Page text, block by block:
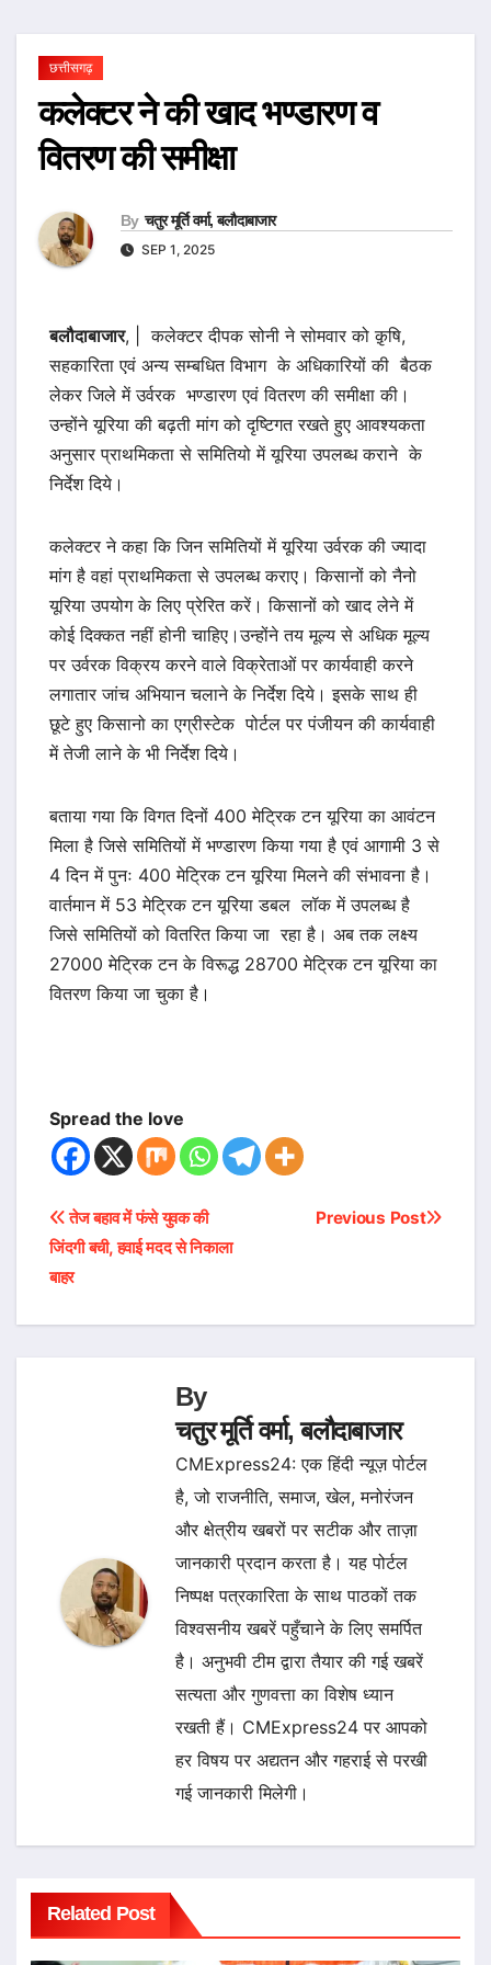
छत्तीसगढ़
कलेक्टर ने की खाद भण्डारण व
वितरण की समीक्षा
By चतुर मूर्ति वर्मा, बलौदाबाजार
SEP 1, 2025
बलौदाबाजार, | कलेक्टर दीपक सोनी ने सोमवार को क़ृषि,
सहकारिता एवं अन्य सम्बधित विभाग के अधिकारियों की बैठक
लेकर जिले में उर्वरक भण्डारण एवं वितरण की समीक्षा की।
उन्होंने यूरिया की बढ़ती मांग को दृष्टिगत रखते हुए आवश्यकता
अनुसार प्राथमिकता से समितियो में यूरिया उपलब्ध कराने के
निर्देश दिये।
कलेक्टर ने कहा कि जिन समितियों में यूरिया उर्वरक की ज्यादा
मांग है वहां प्राथमिकता से उपलब्ध कराए। किसानों को नैनो
यूरिया उपयोग के लिए प्रेरित करें। किसानों को खाद लेने में
कोई दिक्कत नहीं होनी चाहिए।उन्होंने तय मूल्य से अधिक मूल्य
पर उर्वरक विक्रय करने वाले विक्रेताओं पर कार्यवाही करने
लगातार जांच अभियान चलाने के निर्देश दिये। इसके साथ ही
छूटे हुए किसानो का एग्रीस्टेक पोर्टल पर पंजीयन की कार्यवाही
में तेजी लाने के भी निर्देश दिये।
बताया गया कि विगत दिनों 400 मेट्रिक टन यूरिया का आवंटन
मिला है जिसे समितियों में भण्डारण किया गया है एवं आगामी 3 से
4 दिन में पुनः 400 मेट्रिक टन यूरिया मिलने की संभावना है।
वार्तमान में 53 मेट्रिक टन यूरिया डबल लॉक में उपलब्ध है
जिसे समितियों को वितरित किया जा रहा है। अब तक लक्ष्य
27000 मेट्रिक टन के विरूद्ध 28700 मेट्रिक टन यूरिया का
वितरण किया जा चुका है।
Spread the love
Post
navigation
Previous Post
तेज बहाव में फंसे युवक की
जिंदगी बची, हवाई मदद से निकाला
बाहर
By
चतुर मूर्ति वर्मा, बलौदाबाजार
CMExpress24: एक हिंदी न्यूज़ पोर्टल
है, जो राजनीति, समाज, खेल, मनोरंजन
और क्षेत्रीय खबरों पर सटीक और ताज़ा
जानकारी प्रदान करता है। यह पोर्टल
निष्पक्ष पत्रकारिता के साथ पाठकों तक
विश्वसनीय खबरें पहुँचाने के लिए समर्पित
है। अनुभवी टीम द्वारा तैयार की गई खबरें
सत्यता और गुणवत्ता का विशेष ध्यान
रखती हैं। CMExpress24 पर आपको
हर विषय पर अद्यतन और गहराई से परखी
गई जानकारी मिलेगी।
Related Post